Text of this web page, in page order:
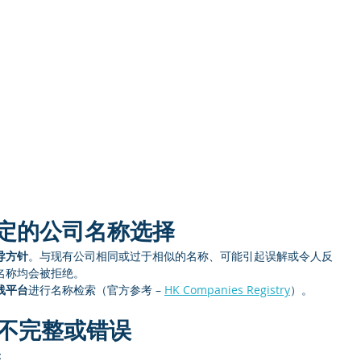
的公司名称选择
方针。与现有公司相同或过于相似的名称、可能引起误解或令人反
均会被拒绝。
平台进行名称检索（官方参考 – HK Companies Registry）。
完整或错误